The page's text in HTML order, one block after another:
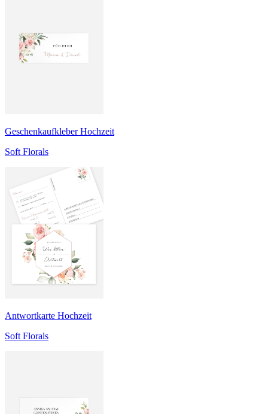
Geschenkaufkleber Hochzeit
Soft Florals
Antwortkarte Hochzeit
Soft Florals